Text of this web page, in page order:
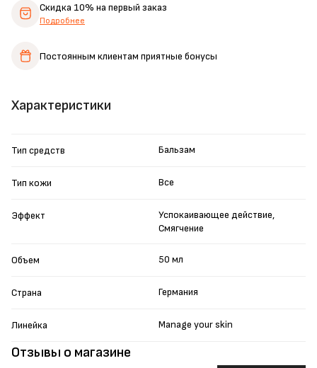
Отзывы о магазине
Характеристики
Тип средств Бальзам
Тип кожи Все
Эффект
Успокаивающее действие,
Смягчение
Объем 50 мл
Страна Германия
Линейка Manage your skin
Скидка 10% на первый заказ
Подробнее
Постоянным клиентам приятные бонусы